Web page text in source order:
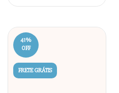
41%
OFF
FRETE GRÁTIS